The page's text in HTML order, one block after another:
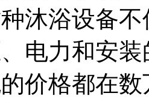
沐浴设备
电力和安
价格都在